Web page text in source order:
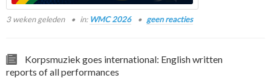
3 weken geleden in: WMC 2026 geen reacties
Korpsmuziek goes international: English written
reports of all performances